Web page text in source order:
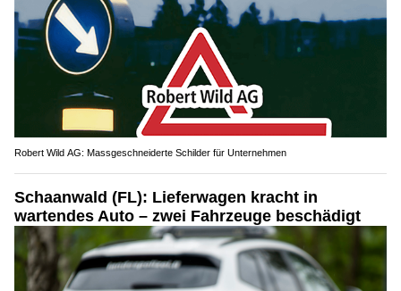
Robert Wild AG: Massgeschneiderte Schilder für Unternehmen
Schaanwald (FL): Lieferwagen kracht in
wartendes Auto – zwei Fahrzeuge beschädigt